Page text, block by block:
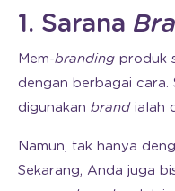
1. Sarana
Mem-branding produk
dengan berbagai cara.
digunakan brandialah
Namun, tak hanya
Sekarang, Anda juga